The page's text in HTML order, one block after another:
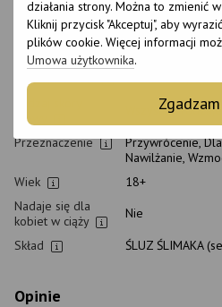
działania strony. Można to zmienić
Kliknij przycisk "Akceptuj", aby
plików cookie. Więcej informacji
Umowa użytkownika.
pielęgnacji
domowej
Po zabiegu
Czas stosowania
Uniwersalny
Rodzaj włosów
Uszkodzony,
głowy
Wszystkie rodzaje
Przeznaczenie
Przywrócenie,
Nawilżanie,
Wiek
18+
Nadaje się dla
kobiet w ciąży
Nie
Skład
ŚLUZ ŚLIMAKA
Opinie